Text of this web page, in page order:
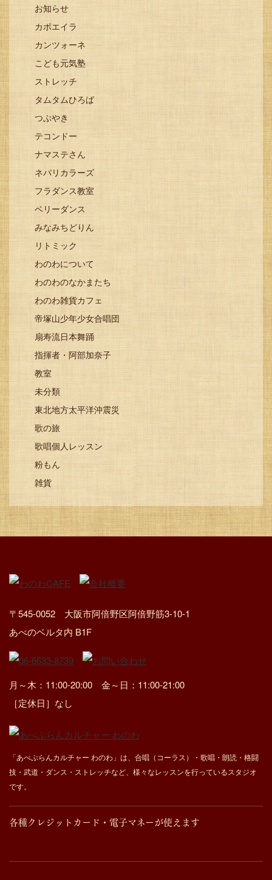
お知らせ
カポエイラ
カンツォーネ
こども元気塾
ストレッチ
タムタムひろば
つぶやき
テコンドー
ナマステさん
ネパリカラーズ
フラダンス教室
ベリーダンス
みなみちどりん
リトミック
わのわについて
わのわのなかまたち
わのわ雑貨カフェ
帝塚山少年少女合唱団
扇寿流日本舞踊
指揮者・阿部加奈子
教室
未分類
東北地方太平洋沖震災
歌の旅
歌唱個人レッスン
粉もん
雑貨
〒545-0052 大阪市阿倍野区阿倍野筋3-10-1
あべのベルタ内 B1F
月～木：11:00-20:00 金～日：11:00-21:00
［定休日］なし
「あべぷらんカルチャー わのわ」は、合唱（コーラス）・歌唱・朗読・格闘
技・武道・ダンス・ストレッチなど、様々なレッスンを行っているスタジオ
です。
各種クレジットカード・電子マネーが使えます